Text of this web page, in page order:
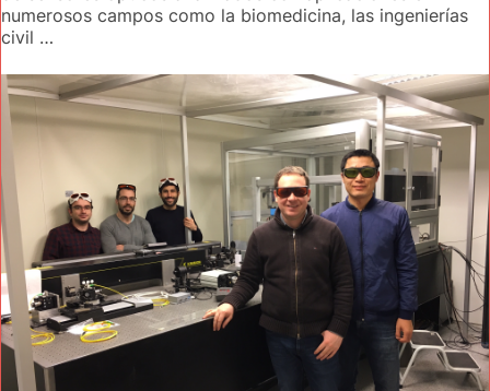
numerosos campos como la biomedicina, las ingenierías
civil …